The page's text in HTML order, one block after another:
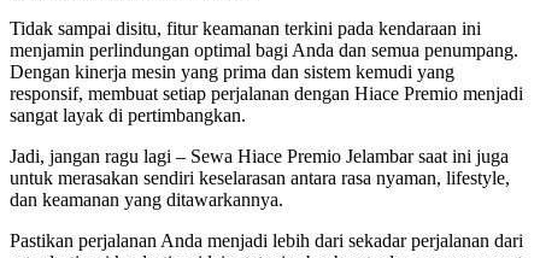
Tidak sampai disitu, fitur keamanan terkini pada kendaraan ini
menjamin perlindungan optimal bagi Anda dan semua penumpang.
Dengan kinerja mesin yang prima dan sistem kemudi yang
responsif, membuat setiap perjalanan dengan Hiace Premio menjadi
sangat layak di pertimbangkan.
Jadi, jangan ragu lagi – Sewa Hiace Premio Jelambar saat ini juga
untuk merasakan sendiri keselarasan antara rasa nyaman, lifestyle,
dan keamanan yang ditawarkannya.
Pastikan perjalanan Anda menjadi lebih dari sekadar perjalanan dari